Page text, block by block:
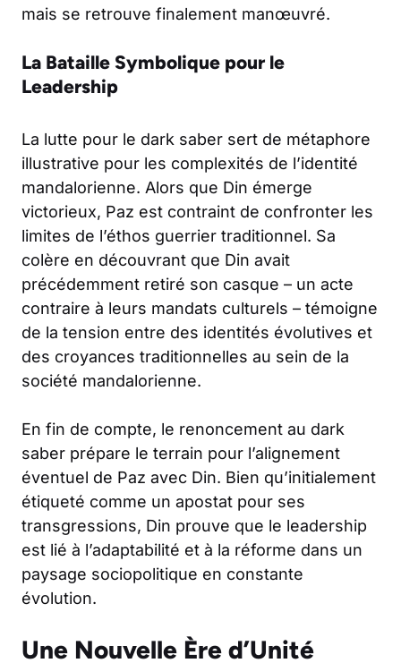
mais se retrouve finalement manœuvré.
La Bataille Symbolique pour le
Leadership
La lutte pour le dark saber sert de métaphore
illustrative pour les complexités de l’identité
mandalorienne. Alors que Din émerge
victorieux, Paz est contraint de confronter les
limites de l’éthos guerrier traditionnel. Sa
colère en découvrant que Din avait
précédemment retiré son casque – un acte
contraire à leurs mandats culturels – témoigne
de la tension entre des identités évolutives et
des croyances traditionnelles au sein de la
société mandalorienne.
En fin de compte, le renoncement au dark
saber prépare le terrain pour l’alignement
éventuel de Paz avec Din. Bien qu’initialement
étiqueté comme un apostat pour ses
transgressions, Din prouve que le leadership
est lié à l’adaptabilité et à la réforme dans un
paysage sociopolitique en constante
évolution.
Une Nouvelle Ère d’Unité